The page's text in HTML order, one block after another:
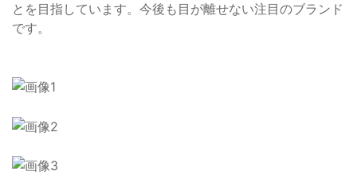
とを目指しています。今後も目が離せない注目のブランド
です。